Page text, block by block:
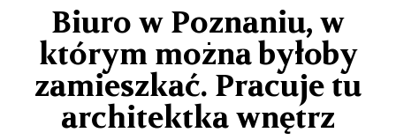
Biuro w Poznaniu, w
którym można byłoby
zamieszkać. Pracuje tu
architektka wnętrz